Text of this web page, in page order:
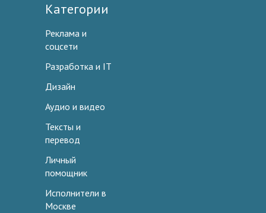
Категории
Реклама и
соцсети
Разработка и IT
Дизайн
Аудио и видео
Тексты и
перевод
Личный
помощник
Исполнители в
Москве